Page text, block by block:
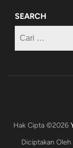
SEARCH
Hak Cipta ©2026
Diciptakan Oleh